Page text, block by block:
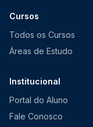
Cursos
Todos os Cursos
Áreas de Estudo
Institucional
Portal do Aluno
Fale Conosco